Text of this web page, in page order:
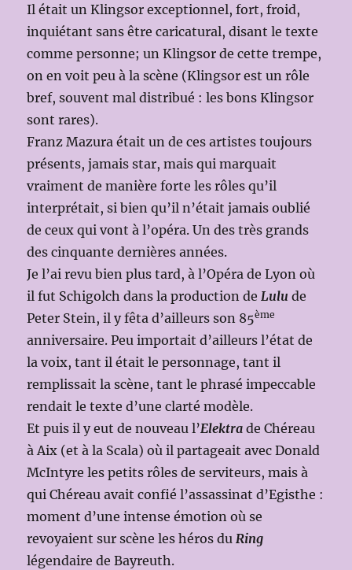
Il était un Klingsor exceptionnel, fort, froid,
inquiétant sans être caricatural, disant le texte
comme personne; un Klingsor de cette trempe,
on en voit peu à la scène (Klingsor est un rôle
bref, souvent mal distribué : les bons Klingsor
sont rares).
Franz Mazura était un de ces artistes toujours
présents, jamais star, mais qui marquait
vraiment de manière forte les rôles qu’il
interprétait, si bien qu’il n’était jamais oublié
de ceux qui vont à l’opéra. Un des très grands
des cinquante dernières années.
Je l’ai revu bien plus tard, à l’Opéra de Lyon où
il fut Schigolch dans la production de Lulu de
Peter Stein, il y fêta d’ailleurs son 85ème
anniversaire. Peu importait d’ailleurs l’état de
la voix, tant il était le personnage, tant il
remplissait la scène, tant le phrasé impeccable
rendait le texte d’une clarté modèle.
Et puis il y eut de nouveau l’Elektra de Chéreau
à Aix (et à la Scala) où il partageait avec Donald
McIntyre les petits rôles de serviteurs, mais à
qui Chéreau avait confié l’assassinat d’Egisthe :
moment d’une intense émotion où se
revoyaient sur scène les héros du Ring
légendaire de Bayreuth.